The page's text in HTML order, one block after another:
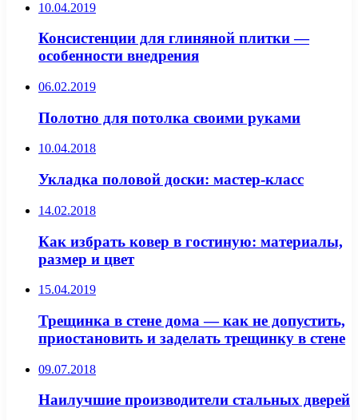
10.04.2019
Консистенции для глиняной плитки —
особенности внедрения
06.02.2019
Полотно для потолка своими руками
10.04.2018
Укладка половой доски: мастер-класс
14.02.2018
Как избрать ковер в гостиную: материалы,
размер и цвет
15.04.2019
Трещинка в стене дома — как не допустить,
приостановить и заделать трещинку в стене
09.07.2018
Наилучшие производители стальных дверей